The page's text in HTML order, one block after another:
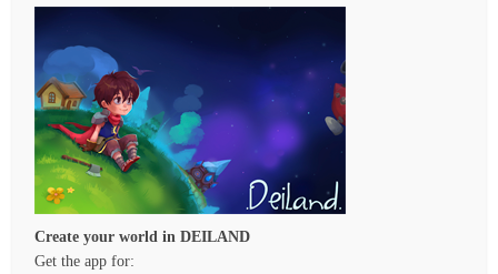
Create your world in DEILAND
Get the app for: